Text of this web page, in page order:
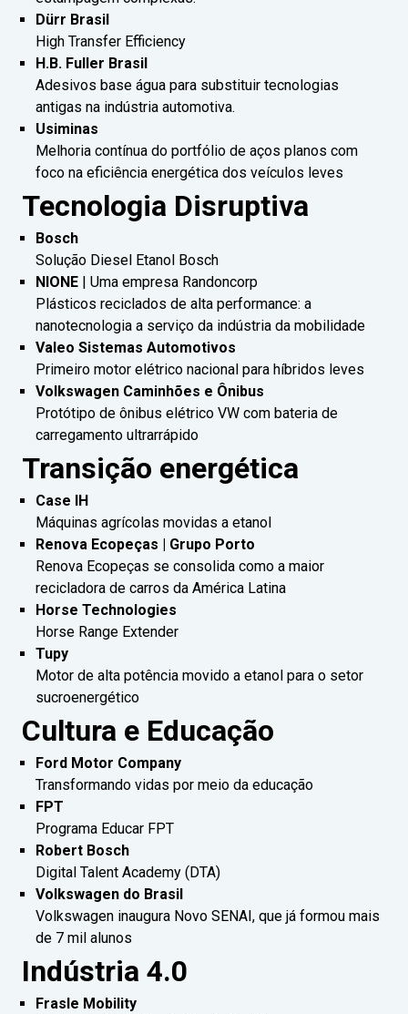
Dürr Brasil
High Transfer Efficiency
H.B. Fuller Brasil
Adesivos base água para substituir tecnologias
antigas na indústria automotiva.
Usiminas
Melhoria contínua do portfólio de aços planos com
foco na eficiência energética dos veículos leves
Tecnologia Disruptiva
Bosch
Solução Diesel Etanol Bosch
NIONE
| Uma empresa Randoncorp
Plásticos reciclados de alta performance: a
nanotecnologia a serviço da indústria da mobilidade
Valeo Sistemas Automotivos
Primeiro motor elétrico nacional para híbridos leves
Volkswagen Caminhões e Ônibus
Protótipo de ônibus elétrico VW com bateria de
carregamento ultrarrápido
Transição energética
Case IH
Máquinas agrícolas movidas a etanol
Renova Ecopeças | Grupo Porto
Renova Ecopeças se consolida como a maior
recicladora de carros da América Latina
Horse Technologies
Horse Range Extender
Tupy
Motor de alta potência movido a etanol para o setor
sucroenergético
Cultura e Educação
Ford Motor Company
Transformando vidas por meio da educação
FPT
Programa Educar FPT
Robert Bosch
Digital Talent Academy (DTA)
Volkswagen do Brasil
Volkswagen inaugura Novo SENAI, que já formou mais
de 7 mil alunos
Indústria 4.0
Frasle Mobility